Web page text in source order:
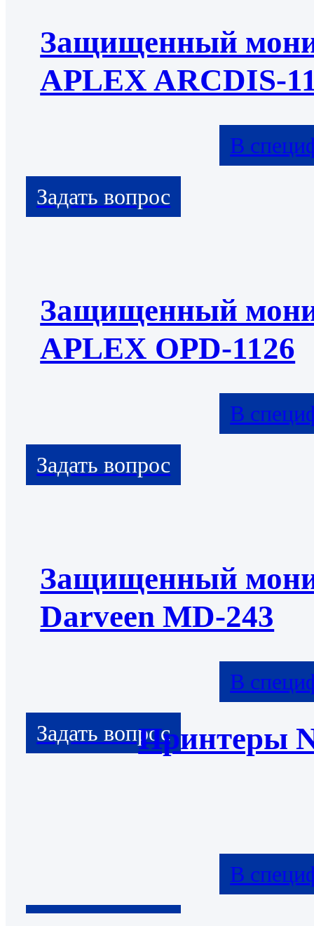
Защищенный
APLEX ARCDIS-
В
Защищенный
APLEX OPD-1126
В
Защищенный
Darveen MD-243
В
Принтеры
В